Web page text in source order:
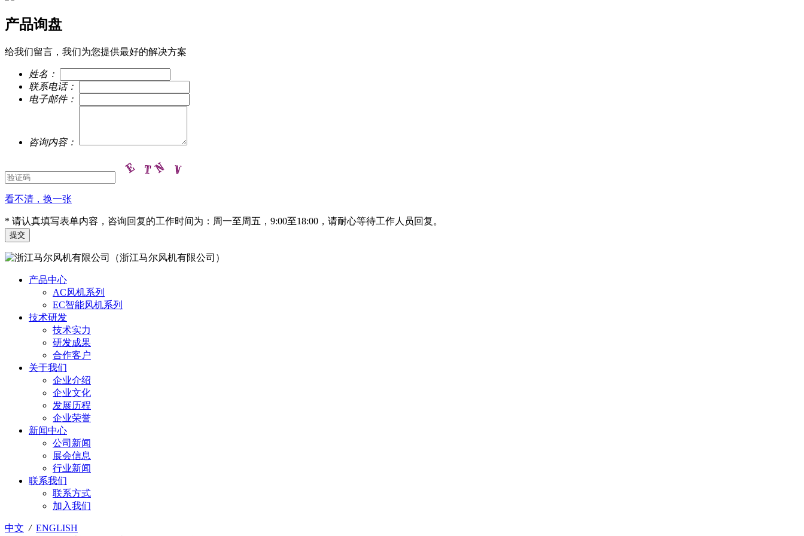
产品询盘
给我们留言，我们为您提供最好的解决方案
姓名：
联系电话：
电子邮件：
咨询内容：
看不清，换一张
* 请认真填写表单内容，咨询回复的工作时间为：周一至周五，9:00至18:00，请耐心等待工作人员回复。
（浙江马尔风机有限公司）
产品中心
AC风机系列
EC智能风机系列
技术研发
技术实力
研发成果
合作客户
关于我们
企业介绍
企业文化
发展历程
企业荣誉
新闻中心
公司新闻
展会信息
行业新闻
联系我们
联系方式
加入我们
中文 / ENGLISH